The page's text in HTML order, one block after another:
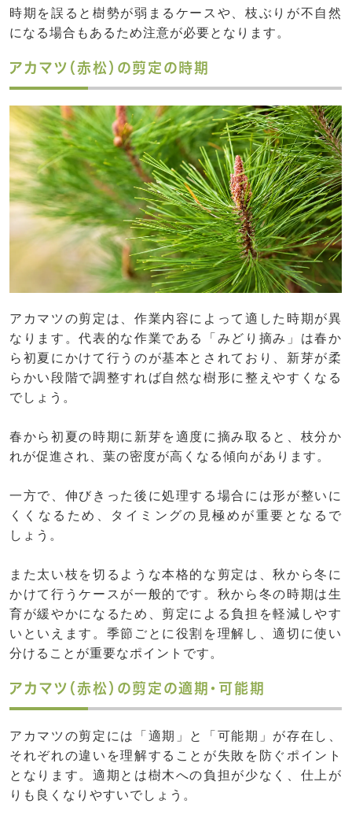
時期を誤ると樹勢が弱まるケースや、枝ぶりが不自然
になる場合もあるため注意が必要となります。
アカマツ（赤松）の剪定の時期
アカマツの剪定は、作業内容によって適した時期が異
なります。代表的な作業である「みどり摘み」は春か
ら初夏にかけて行うのが基本とされており、新芽が柔
らかい段階で調整すれば自然な樹形に整えやすくなる
でしょう。
春から初夏の時期に新芽を適度に摘み取ると、枝分か
れが促進され、葉の密度が高くなる傾向があります。
一方で、伸びきった後に処理する場合には形が整いに
くくなるため、タイミングの見極めが重要となるで
しょう。
また太い枝を切るような本格的な剪定は、秋から冬に
かけて行うケースが一般的です。秋から冬の時期は生
育が緩やかになるため、剪定による負担を軽減しやす
いといえます。季節ごとに役割を理解し、適切に使い
分けることが重要なポイントです。
アカマツ（赤松）の剪定の適期・可能期
アカマツの剪定には「適期」と「可能期」が存在し、
それぞれの違いを理解することが失敗を防ぐポイント
となります。適期とは樹木への負担が少なく、仕上が
りも良くなりやすいでしょう。